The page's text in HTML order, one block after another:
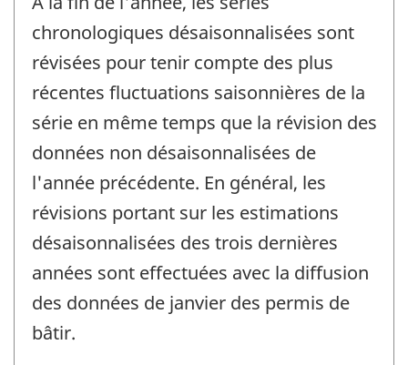
chronologiques désaisonnalisées sont
révisées pour tenir compte des plus
récentes fluctuations saisonnières de la
série en même temps que la révision des
données non désaisonnalisées de
l'année précédente. En général, les
révisions portant sur les estimations
désaisonnalisées des trois dernières
années sont effectuées avec la diffusion
des données de janvier des permis de
bâtir.